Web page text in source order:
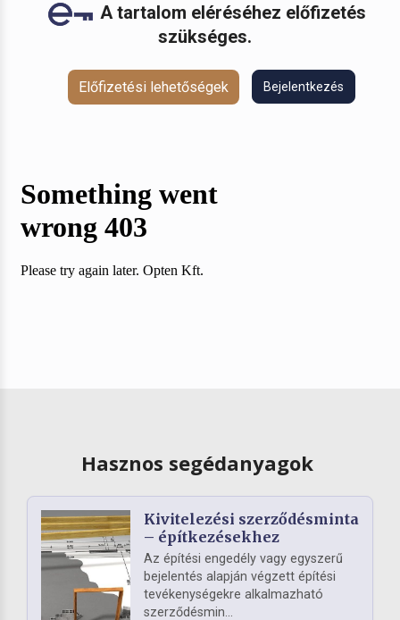
A tartalom eléréséhez előfizetés
szükséges.
Előfizetési lehetőségek Bejelentkezés
Hasznos segédanyagok
Kivitelezési szerződésminta
– építkezésekhez
Az építési engedély vagy egyszerű
bejelentés alapján végzett építési
tevékenységekre alkalmazható
szerződésmin...